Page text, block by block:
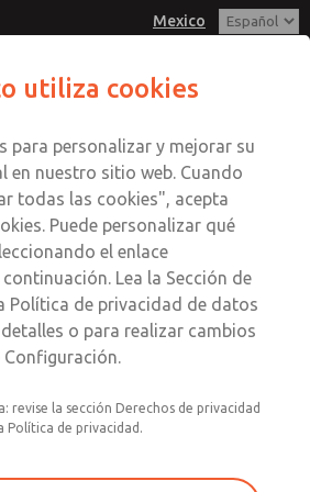
Mexico
Cuenta
Registrarse
Inscribirse
por correo
al Cliente
800-GET-ROSS
Tecnico
888-TEK-ROSS
utiliza cookies
para personalizar y mejorar su
en nuestro sitio web. Cuando
todas las cookies", acepta
Puede personalizar qué
el enlace
Lea la Sección de
Política de privacidad de datos
o para realizar cambios
Configuración.
revise la sección Derechos de privacidad
Política de privacidad.